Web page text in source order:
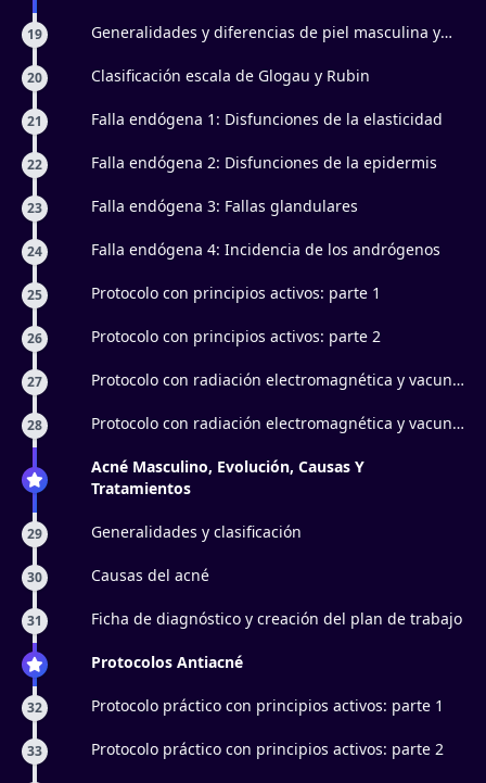
19
Generalidades y diferencias de piel masculina y
20 Clasificación escala de Glogau y Rubin
21 Falla endógena 1: Disfunciones de la elasticidad
22 Falla endógena 2: Disfunciones de la epidermis
23 Falla endógena 3: Fallas glandulares
24 Falla endógena 4: Incidencia de los andrógenos
25 Protocolo con principios activos: parte 1
26 Protocolo con principios activos: parte 2
27
Protocolo con radiación electromagnética y vacun
28
Protocolo con radiación electromagnética y vacun
Acné Masculino, Evolución, Causas Y
Tratamientos
29 Generalidades y clasificación
30 Causas del acné
31 Ficha de diagnóstico y creación del plan de trabajo
Protocolos Antiacné
32 Protocolo práctico con principios activos: parte 1
33 Protocolo práctico con principios activos: parte 2